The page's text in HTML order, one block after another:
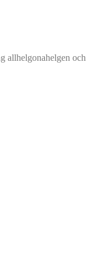
allhelgonahelgen och